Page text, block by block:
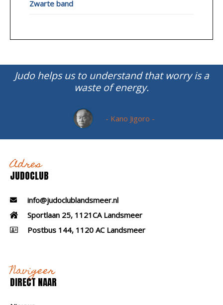
Zwarte band
Judo helps us to understand that worry is a
waste of energy.
- Kano Jigoro -
Adres
JUDOCLUB
info@judoclublandsmeer.nl
Sportlaan 25, 1121CA Landsmeer
Postbus 144, 1120 AC Landsmeer
Navigeer
DIRECT NAAR